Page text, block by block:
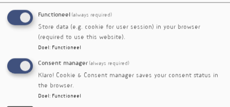
vergelijkbare studie bij mensen. De toepassing
van xanthohumol uit hop zou veel mensen
kunnen helpen bij beheersing van hun gewicht
en bloedsuiker, belangrijke factoren in de strijd
Volgens het RIVM voldoet ruim een kwart (34 %
man, 24 % vrouw) van de Nederlanders aan drie
van de vijf risicofactoren van metabool
Functioneel (always required)
Store data (e.g. cookie for user session) in your browser
(required to use this website).
Doel : Functioneel
Consent manager (always required)
Klaro! Cookie & Consent manager saves your consent status in
the browser.
Doel : Functioneel